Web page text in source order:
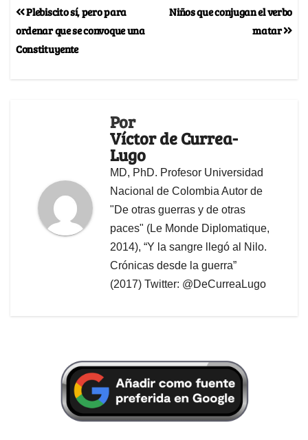
Niños que conjugan el verbo
matar
Plebiscito sí, pero para
ordenar que se convoque una
Constituyente
Por
Víctor de Currea-
Lugo
MD, PhD. Profesor Universidad
Nacional de Colombia Autor de
"De otras guerras y de otras
paces" (Le Monde Diplomatique,
2014), “Y la sangre llegó al Nilo.
Crónicas desde la guerra”
(2017) Twitter: @DeCurreaLugo